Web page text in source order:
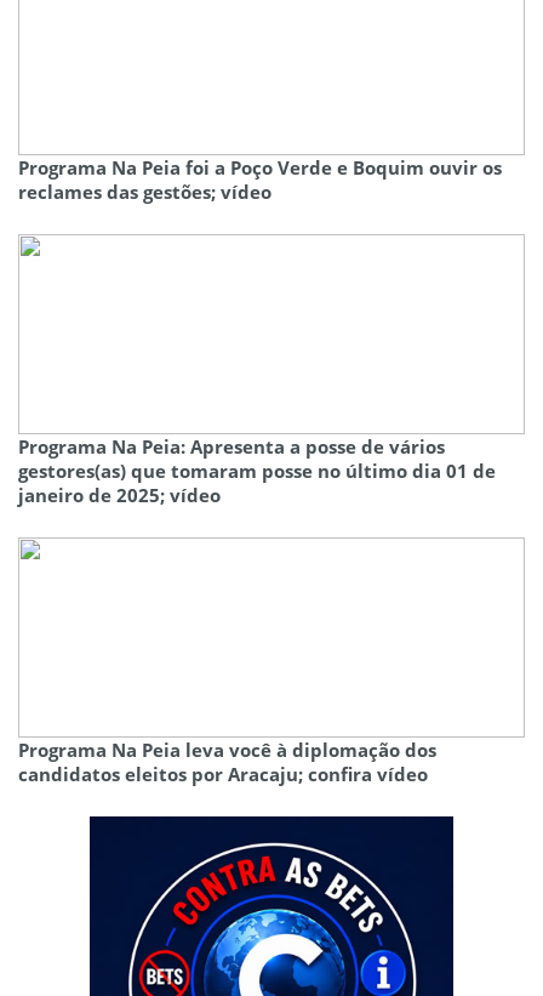
Programa Na Peia foi a Poço Verde e Boquim ouvir os
reclames das gestões; vídeo
Programa Na Peia: Apresenta a posse de vários
gestores(as) que tomaram posse no último dia 01 de
janeiro de 2025; vídeo
Programa Na Peia leva você à diplomação dos
candidatos eleitos por Aracaju; confira vídeo